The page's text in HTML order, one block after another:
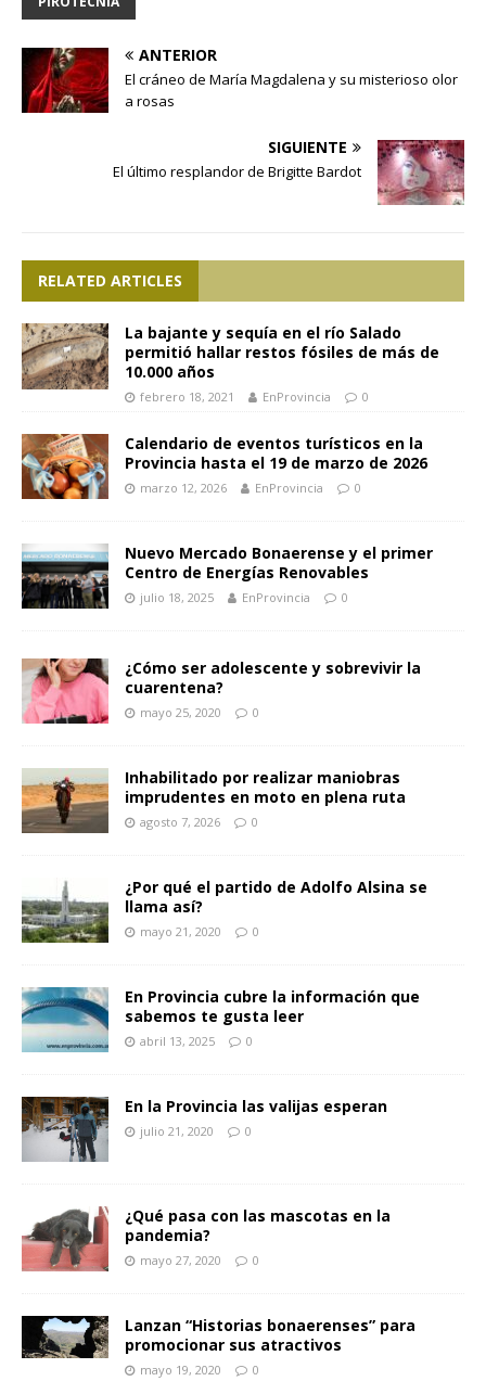
ANTERIOR
El cráneo de María Magdalena y su misterioso olor
a rosas
SIGUIENTE
El último resplandor de Brigitte Bardot
RELATED ARTICLES
La bajante y sequía en el río Salado
permitió hallar restos fósiles de más de
10.000 años
febrero 18, 2021 EnProvincia 0
Calendario de eventos turísticos en la
Provincia hasta el 19 de marzo de 2026
marzo 12, 2026 EnProvincia 0
Nuevo Mercado Bonaerense y el primer
Centro de Energías Renovables
julio 18, 2025 EnProvincia 0
¿Cómo ser adolescente y sobrevivir la
cuarentena?
mayo 25, 2020 0
Inhabilitado por realizar maniobras
imprudentes en moto en plena ruta
agosto 7, 2026 0
¿Por qué el partido de Adolfo Alsina se
llama así?
mayo 21, 2020 0
En Provincia cubre la información que
sabemos te gusta leer
abril 13, 2025 0
En la Provincia las valijas esperan
julio 21, 2020 0
¿Qué pasa con las mascotas en la
pandemia?
mayo 27, 2020 0
Lanzan “Historias bonaerenses” para
promocionar sus atractivos
mayo 19, 2020 0